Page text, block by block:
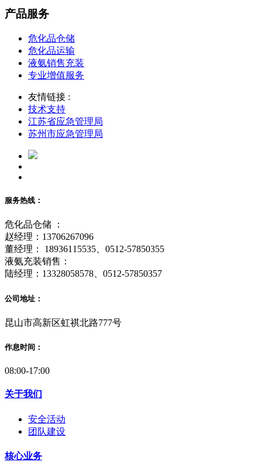
产品服务
危化品仓储
危化品运输
液氨销售充装
专业增值服务
友情链接 :
技术支持
江苏省应急管理局
苏州市应急管理局
服务热线：
危化品仓储 ：
赵经理：13706267096
董经理： 18936115535、0512-57850355
液氨充装销售：
陆经理：13328058578、0512-57850357
公司地址：
昆山市高新区虹祺北路777号
作息时间：
08:00-17:00
关于我们
安全活动
团队建设
核心业务